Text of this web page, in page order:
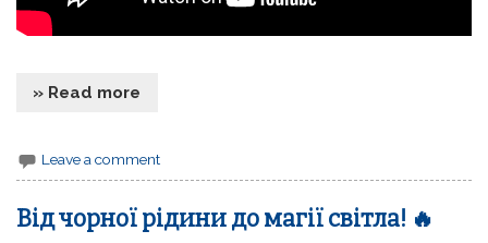
» Read more
Leave a comment
Від чорної рідини до магії світла! 🔥